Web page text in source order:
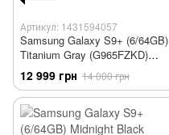
Артикул: 1431594057
Samsung Galaxy S9+ (6/64GB)
Titanium Gray (G965FZKD)
2Sim DUOS
12 999 грн 14 000 грн